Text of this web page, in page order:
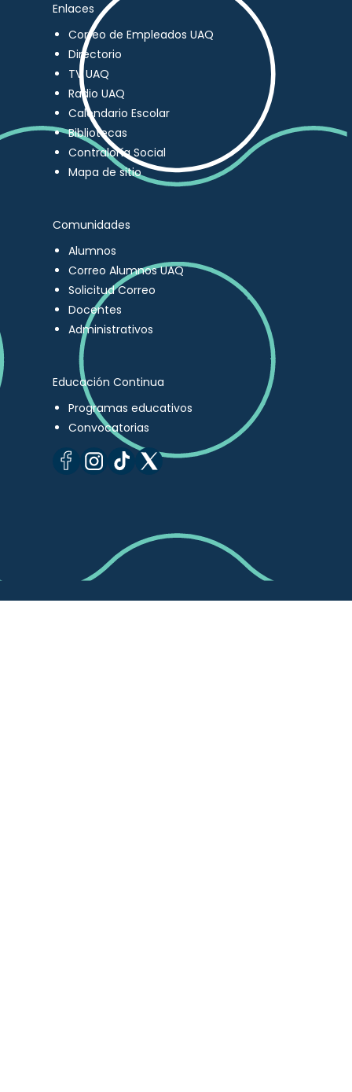
Enlaces
Correo de Empleados UAQ
Directorio
TV UAQ
Radio UAQ
Calendario Escolar
Bibliotecas
Contraloría Social
Mapa de sitio
Comunidades
Alumnos
Correo Alumnos UAQ
Solicitud Correo
Docentes
Administrativos
Educación Continua
Programas educativos
Convocatorias